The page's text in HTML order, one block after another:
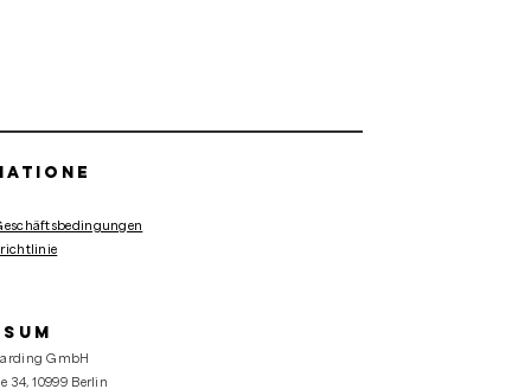
GmbH
34, 10999 Berlin